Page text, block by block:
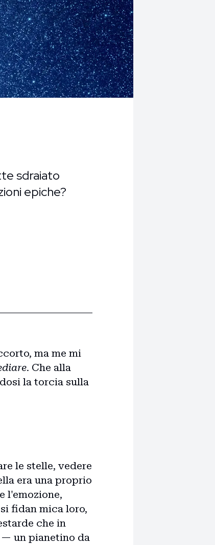
sdraiato
epiche?
ma me mi
. Che alla
la torcia sulla
le stelle, vedere
era una proprio
l'emozione,
fidan mica loro,
che in
un pianetino da